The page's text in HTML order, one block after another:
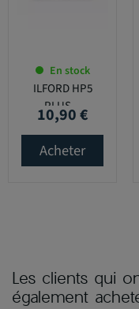
En stock
ILFORD HP5
PLUS...
Prix
10,90 €
Acheter
Les clients qui
également